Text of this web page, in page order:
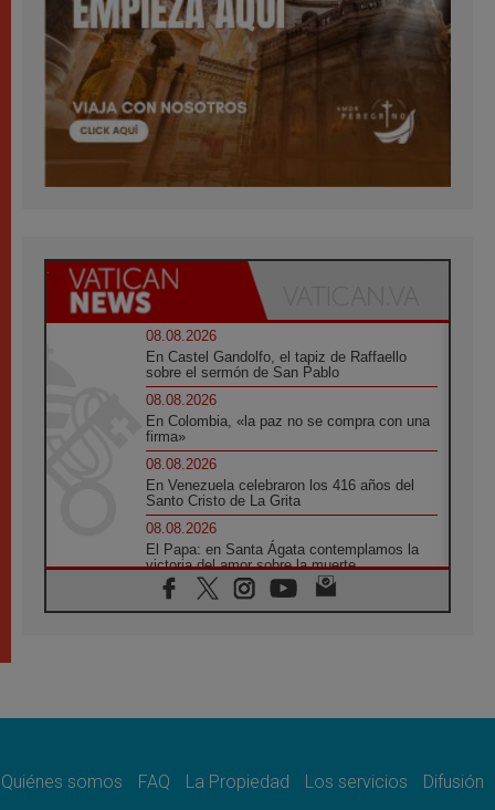
08.08.2026
En Castel Gandolfo, el tapiz de Raffaello
sobre el sermón de San Pablo
08.08.2026
En Colombia, «la paz no se compra con una
firma»
08.08.2026
En Venezuela celebraron los 416 años del
Santo Cristo de La Grita
08.08.2026
El Papa: en Santa Ágata contemplamos la
victoria del amor sobre la muerte
08.08.2026
León XIV visitará el Santuario de la Madre
07.08.2026
07.08.2026
Quiénes somos FAQ La Propiedad Los servicios Difusión